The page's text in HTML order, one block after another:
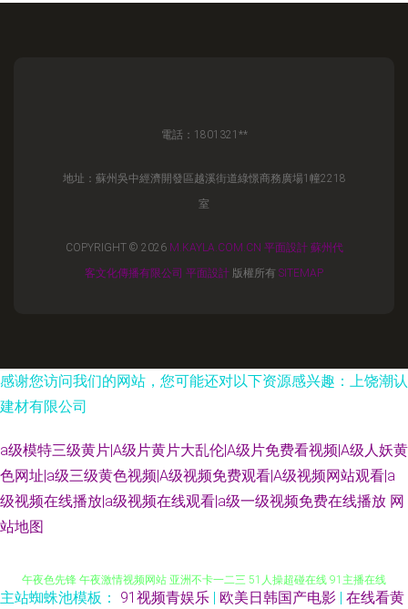
電話：1801321**
地址：蘇州吳中經濟開發區越溪街道綠憬商務廣場1幢2218
室
COPYRIGHT © 2026 M.KAYLA.COM.CN 平面設計 蘇州代
客文化傳播有限公司 平面設計 版權所有 SITEMAP
感谢您访问我们的网站，您可能还对以下资源感兴趣：上饶潮认
建材有限公司
a级模特三级黄片|A级片黄片大乱伦|A级片免费看视频|A级人妖黄
色网址|a级三级黄色视频|A级视频免费观看|A级视频网站观看|a
级视频在线播放|a级视频在线观看|a级一级视频免费在线播放 网
站地图51福利视频在线 成人精品国产 亚洲色情入口 91人妻国产丝袜 AV网址无码
午夜色先锋 午夜激情视频网站 亚洲不卡一二三 51人操超碰在线 91主播在线
主站蜘蛛池模板： 91视频青娱乐 | 欧美日韩国产电影 | 在线看黄